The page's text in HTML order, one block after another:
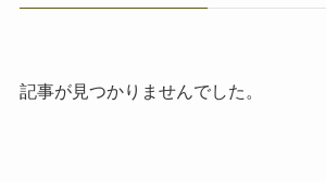
記事が見つかりませんでした。